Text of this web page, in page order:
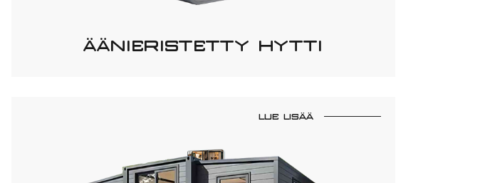
ÄÄNIERISTETTY HYTTI
LUE LISÄÄ